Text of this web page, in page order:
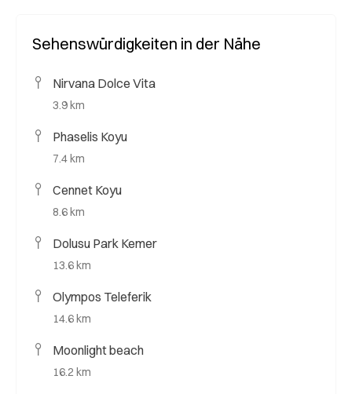
Sehenswürdigkeiten in der Nähe
Nirvana Dolce Vita
3.9 km
Phaselis Koyu
7.4 km
Cennet Koyu
8.6 km
Dolusu Park Kemer
13.6 km
Olympos Teleferik
14.6 km
Moonlight beach
16.2 km